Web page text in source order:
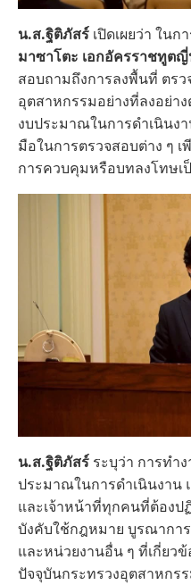
น.ส.ฐิติภัสร์ เปิดเผยว่า ใน
มาซาโตะ เอกอัครราชทูต
สอบถามถึงการลงพื้นที่ ตร
อุตสาหกรรมอย่างที่ลงอย่า
งบประมาณในการดำเนินง
มือในการตรวจสอบต่าง ๆ
การควบคุมหรือบทลงโทษเ
น.ส.ฐิติภัสร์ ระบุว่า การทำ
ประมาณในการดำเนินงาน
และเจ้าหน้าที่ทุกคนที่ต้อง
บังคับใช้กฎหมาย บูรณากา
และหน่วยงานอื่น ๆ ที่เกี่ยว
ปัจจุบันกระทรวงอุตสาหกร